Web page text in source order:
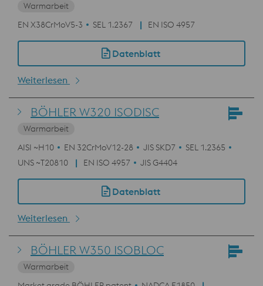
Warmarbeit
EN X38CrMoV5-3
SEL 1.2367 EN ISO 4957
Datenblatt
Weiterlesen
BÖHLER W320 ISODISC
Warmarbeit
AISI ~H10
EN 32CrMoV12-28 JIS SKD7
SEL 1.2365
UNS ~T20810
EN ISO 4957 JIS G4404
Datenblatt
Weiterlesen
BÖHLER W350 ISOBLOC
Warmarbeit